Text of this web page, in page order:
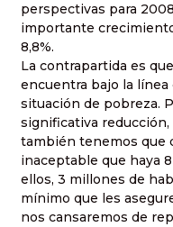
perspectivas para
importante
8,8%.
La contrapartida es
encuentra bajo la
situación de pobreza.
significativa
también tenemos que
inaceptable que haya
ellos, 3 millones de
mínimo que les
nos cansaremos de